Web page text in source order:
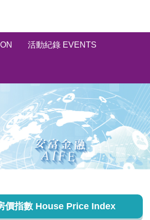
活動紀錄 EVENTS
價指數 House Price Index